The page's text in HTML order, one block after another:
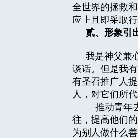
全世界的拯救
应上且即采取
贰、形象引
我是神父兼
谈话。但是我
有圣召推广人
人，对它们所
推动青年
往，提高他们
为别人做什么